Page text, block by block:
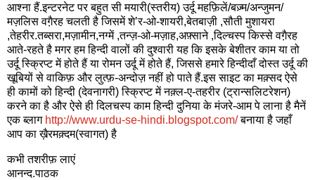
आश्ना हैं.इन्टरनेट पर बहुत सी मयारी(स्तरीय) उर्दू महफ़िलें/बज़्म/अन्जुमन/
मज़लिस वगै़रह चलती है जिसमें शे’र-ओ-शायरी,बेतबाज़ी ,सौती मुशायरा
,तेहरीर.तब्सरा,मज़ामीन,नग्में ,तन्ज़-ओ-मज़ाह,अफ़्साने ,दिल्चस्प किस्से वगै़रह
आते-रहते है मगर हम हिन्दी वालों की दुश्वारी यह कि इसके बेशीतर काम या तो
उर्दू स्क्रिप्ट में होते हैं या रोमन उर्दू में होते हैं, जिससे हमारे हिन्दीदाँ दोस्त उर्दू की
खूबियों से वाकिफ़ और लुत्फ़-अन्दोज़ नहीं हो पाते हैं.इस साइट का मक़्सद ऐसे
ही कामों को हिन्दी (देवनागरी) स्क्रिप्ट में नक़्ल-ए-तहरीर (ट्रान्सलिटरेशन)
करने का है और ऐसे ही दिलचस्प काम हिन्दी दुनिया के मंजरे-आम पे लाना है मैनें
एक ब्लाग http://www.urdu-se-hindi.blogspot.com/बनाया है जहाँ
आप का ख़ैरमक़्दम(स्वागत) है
कभी तशरीफ़ लाएं
आनन्द.पाठक